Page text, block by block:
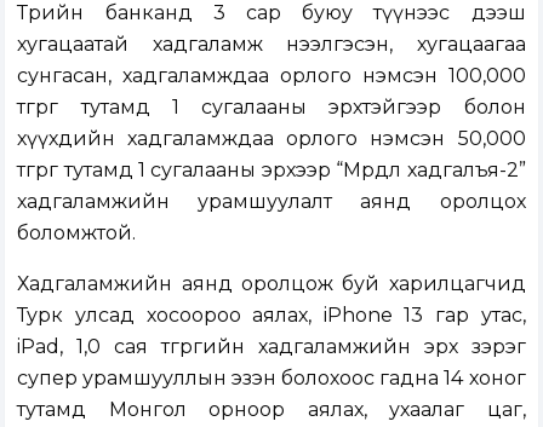
Төрийн банканд 3 сар буюу түүнээс дээш
хугацаатай хадгаламж нээлгэсэн, хугацаагаа
сунгасан, хадгаламждаа орлого нэмсэн 100,000
төгрөг тутамд 1 сугалааны эрхтэйгээр болон
хүүхдийн хадгаламждаа орлого нэмсэн 50,000
төгрөг тутамд 1 сугалааны эрхээр “Мөрөөдлөө хадгалъя-2”
хадгаламжийн урамшуулалт аянд оролцох
боломжтой.
Хадгаламжийн аянд оролцож буй харилцагчид
Турк улсад хосоороо аялах, iPhone 13 гар утас,
iPad, 1,0 сая төгрөгийн хадгаламжийн эрх зэрэг
супер урамшууллын эзэн болохоос гадна 14 хоног
тутамд Монгол орноор аялах, ухаалаг цаг,